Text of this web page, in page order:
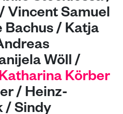
Vincent Samuel
Bachus / Katja
Wöll /
Körber
/ Heinz-
/ Sindy